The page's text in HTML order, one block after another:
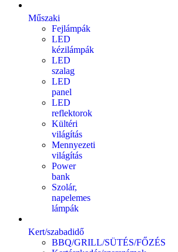
Műszaki
Fejlámpák
LED
kézilámpák
LED
szalag
LED
panel
LED
reflektorok
Kültéri
világítás
Mennyezeti
világítás
Power
bank
Szolár,
napelemes
lámpák
Kert/szabadidő
BBQ/GRILL/SÜTÉS/FŐZÉS